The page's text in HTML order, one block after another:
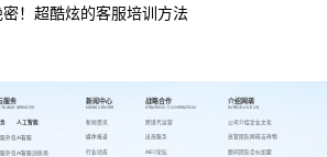
密！超酷炫的客服培训方法
服务
AND SERVICES
外包
外包
人工智能
AI客服
AI客服训练场
新闻中心
NEWS CENTER
新闻资讯
媒体报道
行业动态
战略合作
STRATEGIC COOPERATION
跨境代运营
出海服务
AIEC论坛
介绍网萌
INTRODUCE US
公司介绍
高管团队
顾问团队
企业文化
网萌吉祥物
合伙加盟